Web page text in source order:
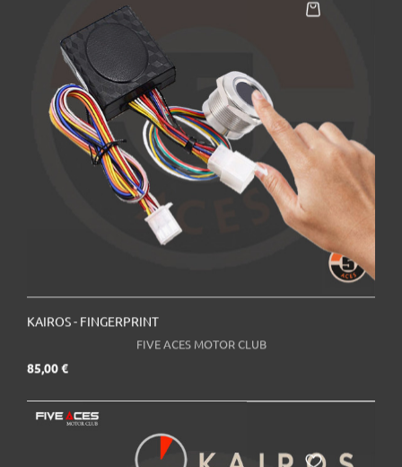
KAIROS - FINGERPRINT
FIVE ACES MOTOR CLUB
85,00 €Prix